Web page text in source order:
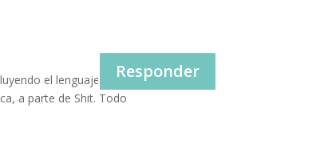
el lenguaje
a parte de Shit. Todo
Responder